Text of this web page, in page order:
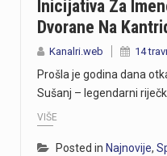
Inicijativa Za
Dvorane Na
Kanalri.web 14
Prošla je godina dana
Sušanj – legendarni
VIŠE
Posted in Najnovije,